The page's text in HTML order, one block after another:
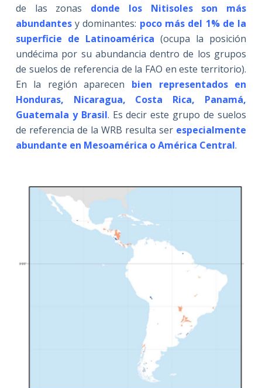
de las zonas donde los Nitisoles son más
abundantes y dominantes: poco más del 1% de la
superficie de Latinoamérica(ocupa la posición
undécima por su abundancia dentro de los grupos
de suelos de referencia de la FAO en este territorio).
En la región aparecen
bien representados en
Honduras, Nicaragua, Costa Rica, Panamá,
Guatemala y Brasil. Es decir este grupo de suelos
de referencia de la WRB resulta ser especialmente
abundante en Mesoamérica o América Central.